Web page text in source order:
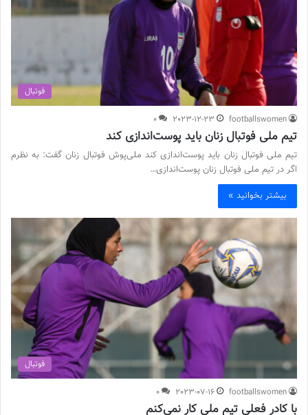
فوتبال
footballswomen
2023-12-23
0
تیم ملی فوتبال زنان باید پوست‌اندازی کند
تیم ملی فوتبال زنان باید پوست‌اندازی کند ملی‌پوش فوتبال زنان گفت: به نظرم
اگر در تیم ملی فوتبال زنان پوست‌اندازی…
بیشتر بخوانید »
فوتبال
footballswomen
2023-07-16
0
با کادر فعلی تیم ملی کار نمی‌کنم